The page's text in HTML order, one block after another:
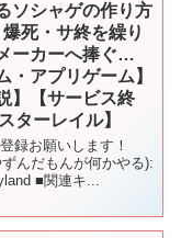
ソシャゲの作り方
死・サ終を繰り
ーカーへ捧ぐ…
・アプリゲーム】
】【サービス終
ターレイル】
録お願いします！
んだもんが何かやる):
■関連キ...